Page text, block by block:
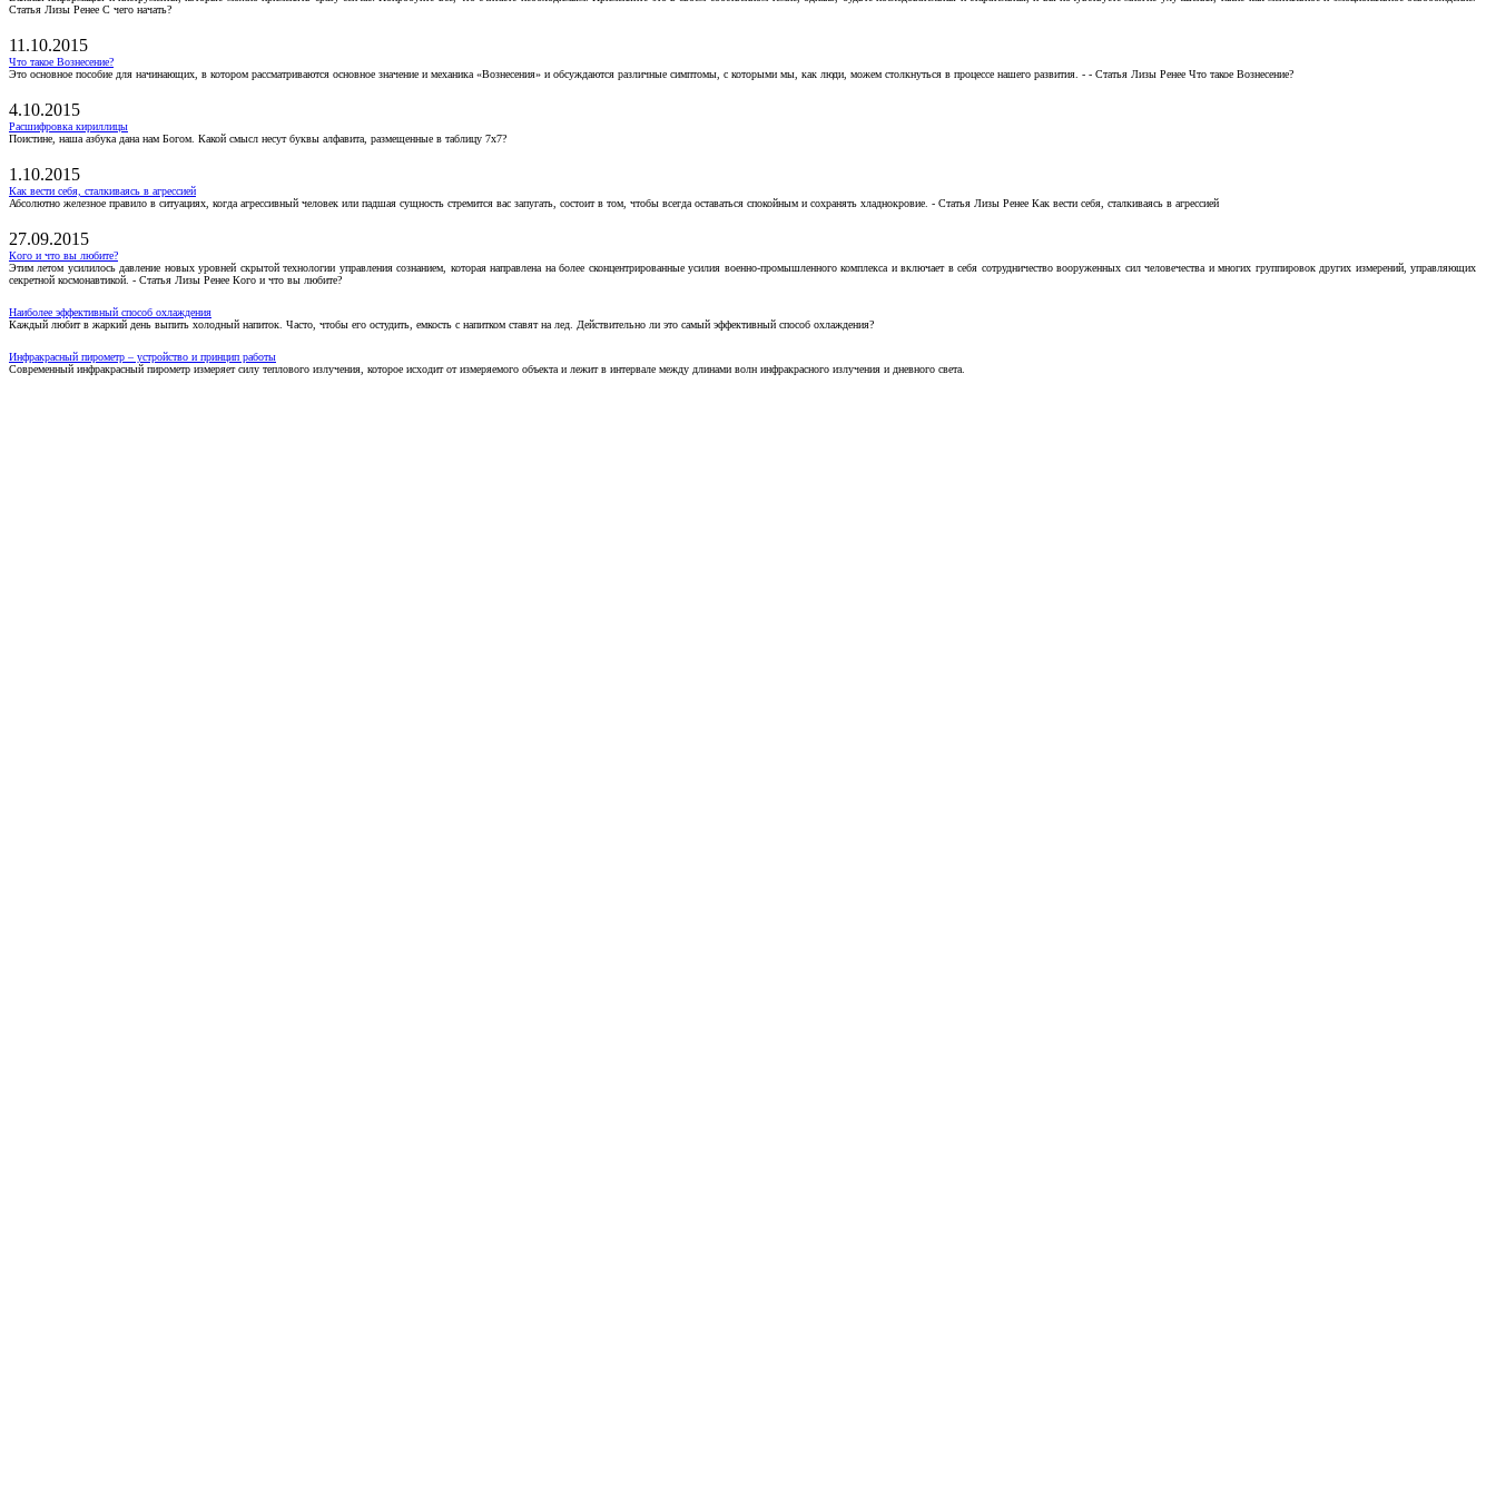
Статья Лизы Ренее С чего начать?
11.10.2015
Что такое Вознесение?
Это основное пособие для начинающих, в котором рассматриваются основное значение и механика «Вознесения» и обсуждаются различные симптомы, с которыми мы, как люди, можем столкнуться в процессе нашего развития. - - Статья Лизы Ренее Что такое Вознесение?
4.10.2015
Расшифровка кириллицы
Поистине, наша азбука дана нам Богом. Какой смысл несут буквы алфавита, размещенные в таблицу 7х7?
1.10.2015
Как вести себя, сталкиваясь в агрессией
Абсолютно железное правило в ситуациях, когда агрессивный человек или падшая сущность стремится вас запугать, состоит в том, чтобы всегда оставаться спокойным и сохранять хладнокровие. - Статья Лизы Ренее Как вести себя, сталкиваясь в агрессией
27.09.2015
Кого и что вы любите?
Этим летом усилилось давление новых уровней скрытой технологии управления сознанием, которая направлена на более сконцентрированные усилия военно-промышленного комплекса и включает в себя сотрудничество вооруженных сил человечества и многих группировок других измерений, управляющих
секретной космонавтикой. - Статья Лизы Ренее Кого и что вы любите?
Наиболее эффективный способ охлаждения
Каждый любит в жаркий день выпить холодный напиток. Часто, чтобы его остудить, емкость с напитком ставят на лед. Действительно ли это самый эффективный способ охлаждения?
Инфракрасный пирометр – устройство и принцип работы
Современный инфракрасный пирометр измеряет силу теплового излучения, которое исходит от измеряемого объекта и лежит в интервале между длинами волн инфракрасного излучения и дневного света.